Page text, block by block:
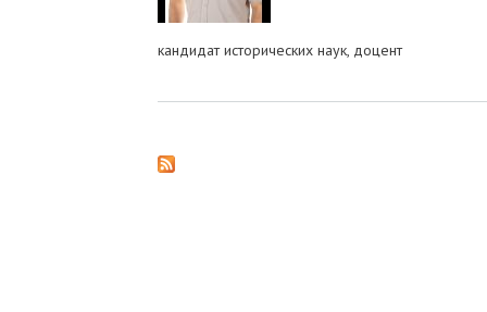
кандидат исторических наук, доцент